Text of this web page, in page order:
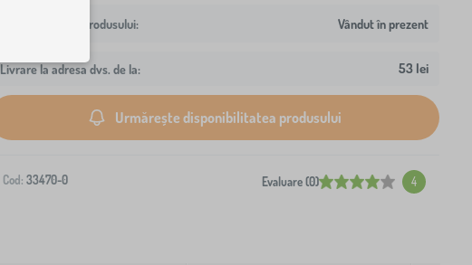
Vândut în prezent
Livrare la adresa dvs. de la: 53 lei
Urmărește disponibilitatea produsului
Cod: 33470-0 Evaluare (0) 4